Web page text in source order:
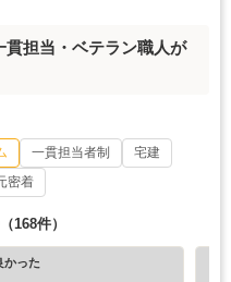
貫担当・ベテラン職人が
一貫担当者制
宅建
密着
（168件）
かった